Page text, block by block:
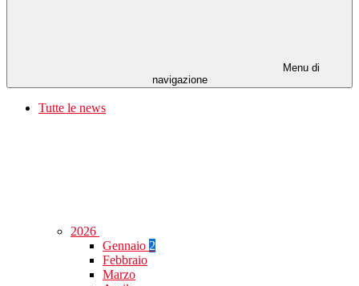
Menu di
navigazione
Tutte le news
2026
Gennaio 2
Febbraio
Marzo